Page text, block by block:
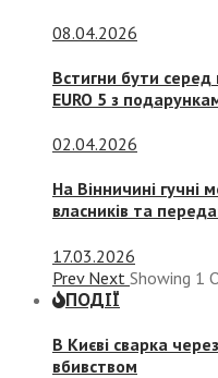
08.04.2026
Встигни бути
EURO 5 з
02.04.2026
На Вінничині гучні
власників та
17.03.2026
Prev Next Showing 1
ПОДІЇ
В Києві сварка
вбивством